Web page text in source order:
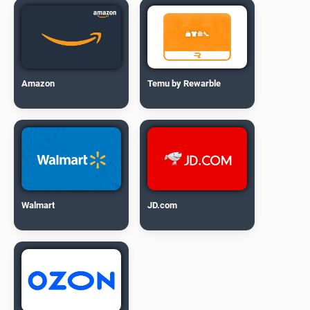
Amazon Temu by Rewarble
Walmart JD.com